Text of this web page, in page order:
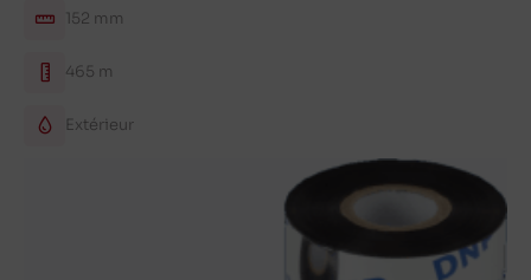
152 mm
465 m
Extérieur